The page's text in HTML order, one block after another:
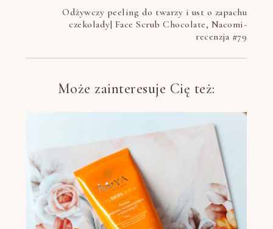
Odżywczy peeling do twarzy i ust o zapachu
czekolady| Face Scrub Chocolate, Nacomi-
recenzja #79
Może zainteresuje Cię też: